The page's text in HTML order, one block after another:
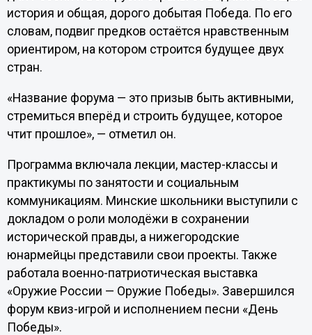
история и общая, дорого добытая Победа. По его
словам, подвиг предков остаётся нравственным
ориентиром, на котором строится будущее двух
стран.
«Название форума — это призыв быть активными,
стремиться вперёд и строить будущее, которое
чтит прошлое», — отметил он.
Программа включала лекции, мастер-классы и
практикумы по занятости и социальным
коммуникациям. Минские школьники выступили с
докладом о роли молодёжи в сохранении
исторической правды, а нижегородские
юнармейцы представили свои проекты. Также
работала военно-патриотическая выставка
«Оружие России — Оружие Победы». Завершился
форум квиз-игрой и исполнением песни «День
Победы».